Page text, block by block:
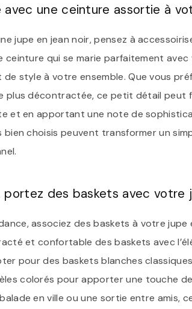
une ceinture assortie à
jupe en jean noir, pensez à
qui se marie parfaitement
style à votre ensemble. Que vous
plus décontractée, ce petit détail peut
et en apportant une note de
bien choisis peuvent transformer un
des baskets avec votre
associez des baskets à votre jupe
et confortable des baskets avec
pour des baskets blanches
colorés pour apporter une touche
en ville ou une sortie entre amis,